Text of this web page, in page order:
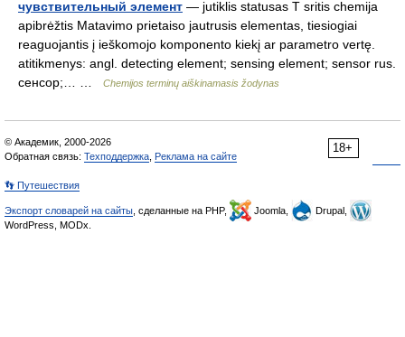
чувствительный элемент — jutiklis statusas T sritis chemija
apibrėžtis Matavimo prietaiso jautrusis elementas, tiesiogiai
reaguojantis į ieškomojo komponento kiekį ar parametro vertę.
atitikmenys: angl. detecting element; sensing element; sensor rus.
сенсор;… …
Chemijos terminų aiškinamasis žodynas
18+
© Академик, 2000-2026
Обратная связь: Техподдержка Реклама на сайте
👣 Путешествия
Экспорт словарей на сайты , сделанные на PHP, Joomla,
Drupal,
WordPress, MODx.